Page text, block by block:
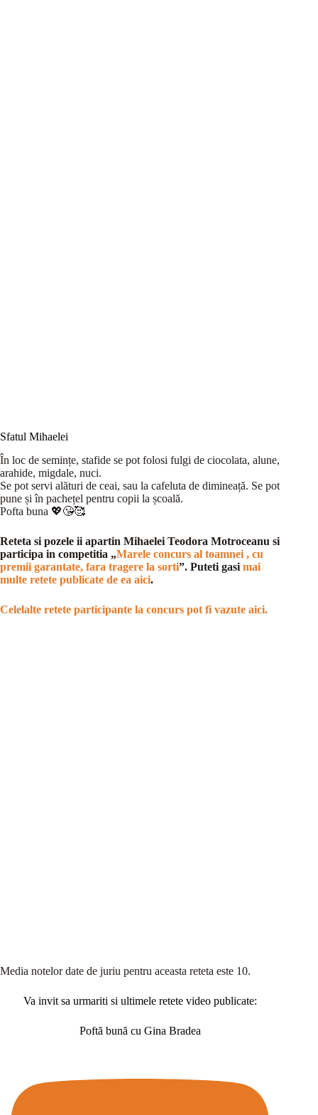
Sfatul Mihaelei
În loc de semințe, stafide se pot folosi fulgi de ciocolata, alune,
arahide, migdale, nuci.
Se pot servi alături de ceai, sau la cafeluta de dimineață. Se pot
pune și în pachețel pentru copii la școală.
Pofta buna 💖😘🥰
Reteta si pozele ii apartin Mihaelei Teodora Motroceanu si
participa in competitia „Marele concurs al toamnei , cu
premii garantate, fara tragere la sorti”. Puteti gasi mai
multe retete publicate de ea aici.
Celelalte retete participante la concurs pot fi vazute aici.
Media notelor date de juriu pentru aceasta reteta este 10.
Va invit sa urmariti si ultimele retete video publicate:
Poftă bună cu Gina Bradea